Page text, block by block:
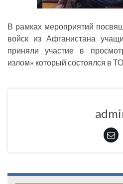
В рамках мероприятий
войск из Афганистана
приняли участие в
излом» который состоялся в